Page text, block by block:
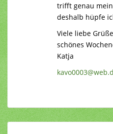
trifft genau
deshalb hüpfe
Viele liebe
schönes
Katja